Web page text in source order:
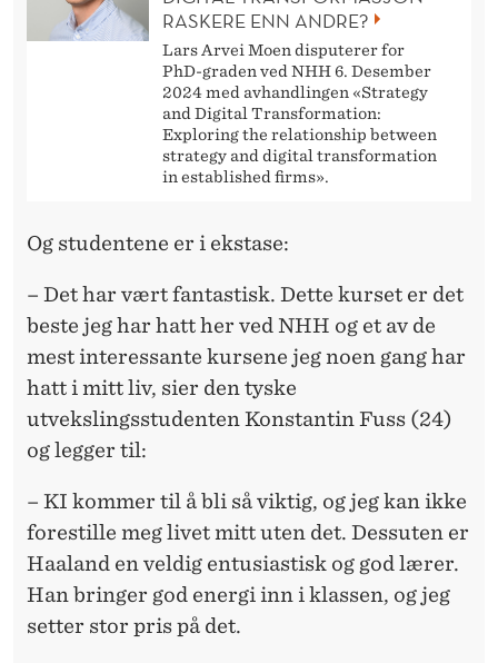
RASKERE ENN ANDRE?
Lars Arvei Moen disputerer for
PhD-graden ved NHH 6. Desember
2024 med avhandlingen «Strategy
and Digital Transformation:
Exploring the relationship between
strategy and digital transformation
in established firms».
Og studentene er i ekstase:
– Det har vært fantastisk. Dette kurset er det
beste jeg har hatt her ved NHH og et av de
mest interessante kursene jeg noen gang har
hatt i mitt liv, sier den tyske
utvekslingsstudenten Konstantin Fuss (24)
og legger til:
– KI kommer til å bli så viktig, og jeg kan ikke
forestille meg livet mitt uten det. Dessuten er
Haaland en veldig entusiastisk og god lærer.
Han bringer god energi inn i klassen, og jeg
setter stor pris på det.